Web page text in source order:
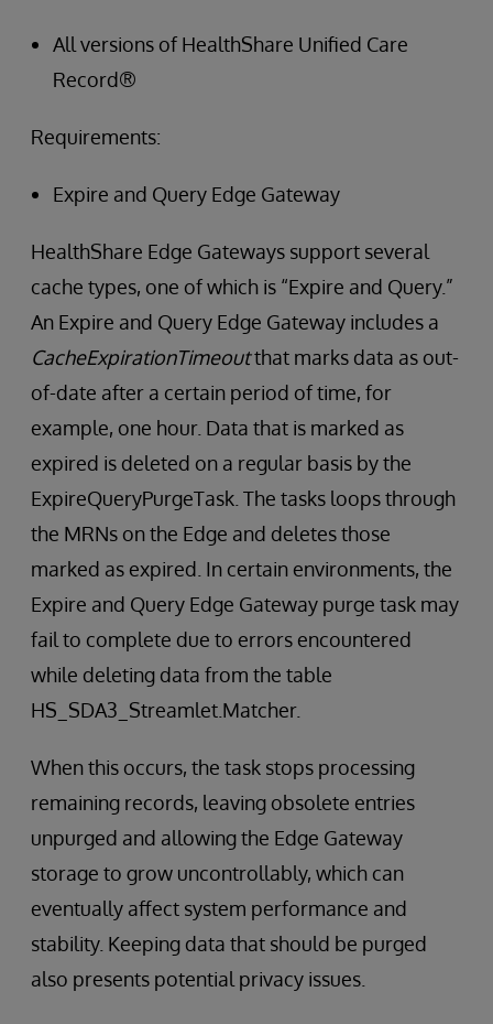
All versions of HealthShare Unified Care
Record®
Requirements:
Expire and Query Edge Gateway
HealthShare Edge Gateways support several
cache types, one of which is “Expire and Query.”
An Expire and Query Edge Gateway includes a
CacheExpirationTimeoutthat marks data as out-
of-date after a certain period of time, for
example, one hour. Data that is marked as
expired is deleted on a regular basis by the
ExpireQueryPurgeTask. The tasks loops through
the MRNs on the Edge and deletes those
marked as expired. In certain environments, the
Expire and Query Edge Gateway purge task may
fail to complete due to errors encountered
while deleting data from the table
HS_SDA3_Streamlet.Matcher.
When this occurs, the task stops processing
remaining records, leaving obsolete entries
unpurged and allowing the Edge Gateway
storage to grow uncontrollably, which can
eventually affect system performance and
stability. Keeping data that should be purged
also presents potential privacy issues.